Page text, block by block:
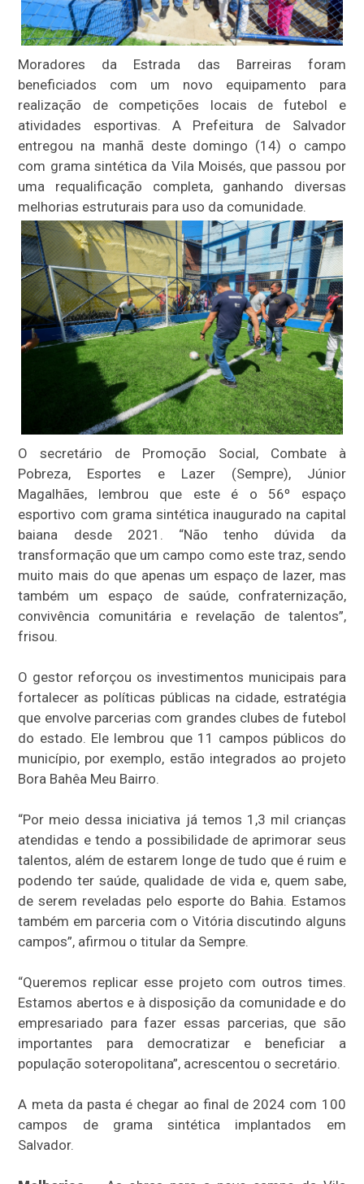
Moradores da Estrada das Barreiras foram
beneficiados com um novo equipamento para
realização de competições locais de futebol e
atividades esportivas. A Prefeitura de Salvador
entregou na manhã deste domingo (14) o campo
com grama sintética da Vila Moisés, que passou por
uma requalificação completa, ganhando diversas
melhorias estruturais para uso da comunidade.
O secretário de Promoção Social, Combate à
Pobreza, Esportes e Lazer (Sempre), Júnior
Magalhães, lembrou que este é o 56º espaço
esportivo com grama sintética inaugurado na capital
baiana desde 2021. “Não tenho dúvida da
transformação que um campo como este traz, sendo
muito mais do que apenas um espaço de lazer, mas
também um espaço de saúde, confraternização,
convivência comunitária e revelação de talentos”,
frisou.
O gestor reforçou os investimentos municipais para
fortalecer as políticas públicas na cidade, estratégia
que envolve parcerias com grandes clubes de futebol
do estado. Ele lembrou que 11 campos públicos do
município, por exemplo, estão integrados ao projeto
Bora Bahêa Meu Bairro.
“Por meio dessa iniciativa já temos 1,3 mil crianças
atendidas e tendo a possibilidade de aprimorar seus
talentos, além de estarem longe de tudo que é ruim e
podendo ter saúde, qualidade de vida e, quem sabe,
de serem reveladas pelo esporte do Bahia. Estamos
também em parceria com o Vitória discutindo alguns
campos”, afirmou o titular da Sempre.
“Queremos replicar esse projeto com outros times.
Estamos abertos e à disposição da comunidade e do
empresariado para fazer essas parcerias, que são
importantes para democratizar e beneficiar a
população soteropolitana”, acrescentou o secretário.
A meta da pasta é chegar ao final de 2024 com 100
campos de grama sintética implantados em
Salvador.